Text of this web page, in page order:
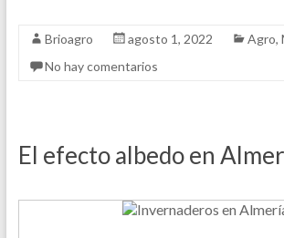
Brioagro agosto 1, 2022 Agro,
No hay comentarios
El efecto albedo en